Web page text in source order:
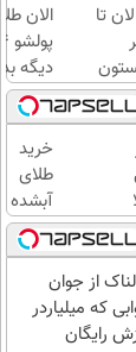
تا
الان
دیگه
طلا با
بی‌بهره
خرید
طلای
آبشده
حتی با
۱۰۰هزارتومان
از جوان
که میلیاردر
رایگان